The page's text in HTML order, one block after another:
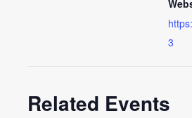
3
Related Events